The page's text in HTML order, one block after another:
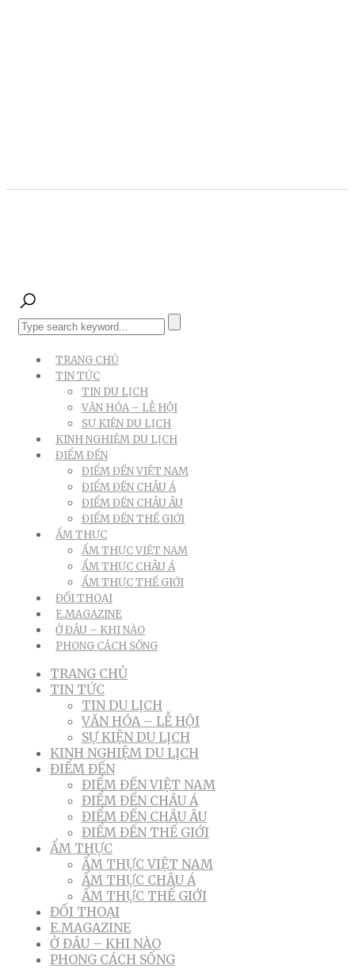
TRANG CHỦ
TIN TỨC
TIN DU LỊCH
VĂN HÓA – LỄ HỘI
SỰ KIỆN DU LỊCH
KINH NGHIỆM DU LỊCH
ĐIỂM ĐẾN
ĐIỂM ĐẾN VIỆT NAM
ĐIỂM ĐẾN CHÂU Á
ĐIỂM ĐẾN CHÂU ÂU
ĐIỂM ĐẾN THẾ GIỚI
ẨM THỰC
ẨM THỰC VIỆT NAM
ẨM THỰC CHÂU Á
ẨM THỰC THẾ GIỚI
ĐỐI THOẠI
E.MAGAZINE
Ở ĐÂU – KHI NÀO
PHONG CÁCH SỐNG
TRANG CHỦ
TIN TỨC
TIN DU LỊCH
VĂN HÓA – LỄ HỘI
SỰ KIỆN DU LỊCH
KINH NGHIỆM DU LỊCH
ĐIỂM ĐẾN
ĐIỂM ĐẾN VIỆT NAM
ĐIỂM ĐẾN CHÂU Á
ĐIỂM ĐẾN CHÂU ÂU
ĐIỂM ĐẾN THẾ GIỚI
ẨM THỰC
ẨM THỰC VIỆT NAM
ẨM THỰC CHÂU Á
ẨM THỰC THẾ GIỚI
ĐỐI THOẠI
E.MAGAZINE
Ở ĐÂU – KHI NÀO
PHONG CÁCH SỐNG